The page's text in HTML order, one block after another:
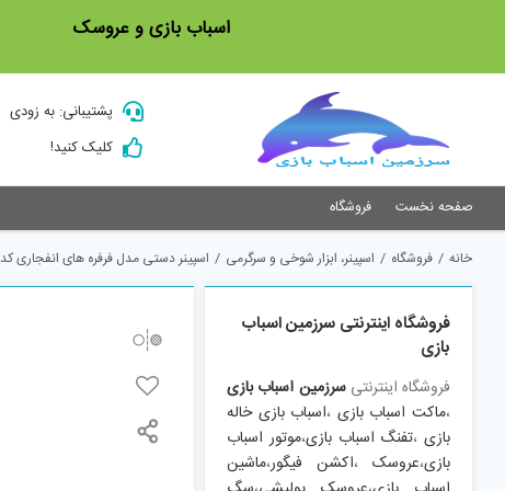
اسباب بازی و عروسک
پشتیبانی: به زودی
کلیک کنید!
صفحه نخست فروشگاه
خانه / فروشگاه / اسپینر، ابزار شوخی و سرگرمی / اسپینر دستی مدل فرفره های انفجاری کد beyblade b-86
فروشگاه اینترنتی سرزمین اسباب
بازی
فروشگاه اینترنتیسرزمین اسباب بازی
،ماکت اسباب بازی ،اسباب بازی خاله
بازی،تفنگ اسباب بازی،موتور اسباب
بازی،عروسک،اکشن فیگور،ماشین